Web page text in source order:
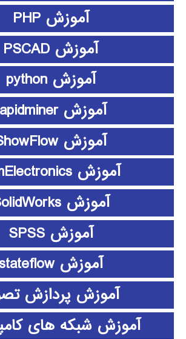
آموزش PHP
آموزش PSCAD
آموزش python
آموزش rapidminer
آموزش ShowFlow
آموزش SimElectronics
آموزش SolidWorks
آموزش SPSS
آموزش stateflow
آموزش پردازش
آموزش شبکه های